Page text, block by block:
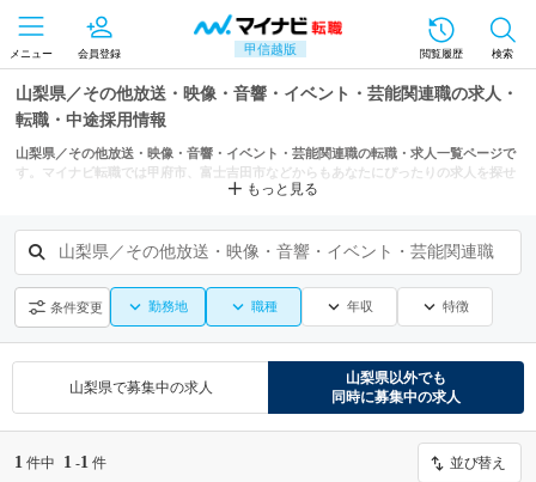
甲信越版
メニュー 会員登録 閲覧履歴 検索
山梨県／その他放送・映像・音響・イベント・芸能関連職の求人・
転職・中途採用情報
山梨県／その他放送・映像・音響・イベント・芸能関連職の転職・求人一覧ページで
す。マイナビ転職では甲府市、富士吉田市などからもあなたにぴったりの求人を探せ
もっと見る
山梨県／その他放送・映像・音響・イベント・芸能関連職
条件変更 勤務地 職種 年収 特徴
山梨県で募集中の求人
山梨県以外でも
同時に募集中の求人
1 件中 1 -1 件 並び替え